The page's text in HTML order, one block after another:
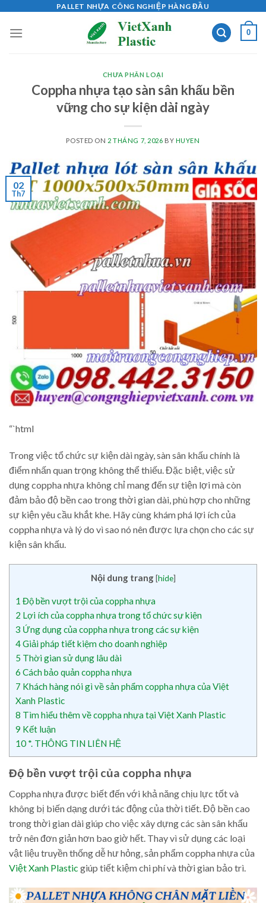
content
PALLET NHỰA CÔNG NGHIỆP HÀNG ĐẦU
0
CHƯA PHÂN LOẠI
Coppha nhựa tạo sàn sân khấu bền
vững cho sự kiện dài ngày
POSTED ON 2 THÁNG 7, 2026 BY HUYEN
02
Th7
“`html
Trong việc tổ chức sự kiện dài ngày, sàn sân khấu chính là
điểm nhấn quan trọng không thể thiếu. Đặc biệt, việc sử
dụng coppha nhựa không chỉ mang đến sự tiện lợi mà còn
đảm bảo độ bền cao trong thời gian dài, phù hợp cho những
sự kiện yêu cầu khắt khe. Hãy cùng khám phá lợi ích của
coppha nhựa và lý do vì sao nó nên được lựa chọn cho các sự
kiện sân khấu.
Nội dung trang [hide]
1 Độ bền vượt trội của coppha nhựa
2 Lợi ích của coppha nhựa trong tổ chức sự kiện
3 Ứng dụng của coppha nhựa trong các sự kiện
4Giải pháp tiết kiệm cho doanh nghiệp
5 Thời gian sử dụng lâu dài
6 Cách bảo quản coppha nhựa
7 Khách hàng nói gì về sản phẩm coppha nhựa của Việt
Xanh Plastic
8 Tìm hiểu thêm về coppha nhựa tại Việt Xanh Plastic
9 Kết luận
10 *. THÔNG TIN LIÊN HỆ
Độ bền vượt trội của coppha nhựa
Coppha nhựa được biết đến với khả năng chịu lực tốt và
không bị biến dạng dưới tác động của thời tiết. Độ bền cao
trong thời gian dài giúp cho việc xây dựng các sàn sân khấu
trở nên đơn giản hơn bao giờ hết. Thay vì sử dụng các loại
vật liệu truyền thống dễ hư hỏng, sản phẩm coppha nhựa của
Việt Xanh Plastic giúp tiết kiệm chi phí và thời gian bảo trì.